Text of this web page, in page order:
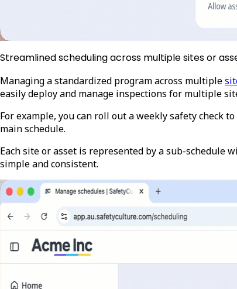
Streamlined scheduling across multiple sites or
Managing a standardized program across multiple
easily deploy and manage inspections for multiple
For example, you can roll out a weekly safety check
main schedule.
Each site or asset is represented by a sub-schedule
simple and consistent.